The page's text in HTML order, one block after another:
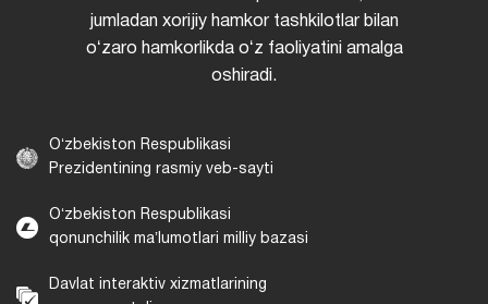
jumladan xorijiy hamkor tashkilotlar bilan
oʻzaro hamkorlikda oʻz faoliyatini amalga
oshiradi.
Oʻzbekiston Respublikasi
Prezidentining rasmiy veb-sayti
Oʻzbekiston Respublikasi
qonunchilik maʼlumotlari milliy bazasi
Davlat interaktiv xizmatlarining